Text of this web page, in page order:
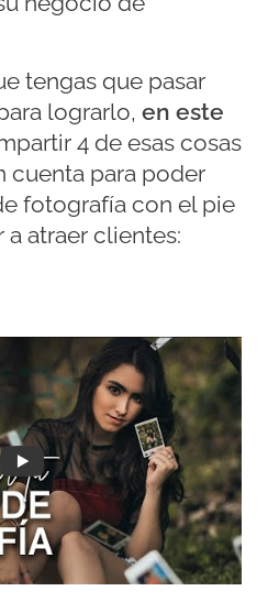
tengas que pasar
lograrlo, en este
4 de esas cosas
cuenta para poder
fotografía con el pie
atraer clientes: